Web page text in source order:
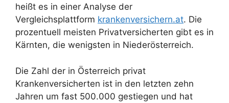
heißt es in einer Analyse der
Vergleichsplattform krankenversichern.at. Die
prozentuell meisten Privatversicherten gibt es in
Kärnten, die wenigsten in Niederösterreich.
Die Zahl der in Österreich privat
Krankenversicherten ist in den letzten zehn
Jahren um fast 500.000 gestiegen und hat